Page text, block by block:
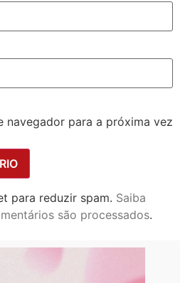
navegador para a próxima vez
para reduzir spam. Saiba
são processados.